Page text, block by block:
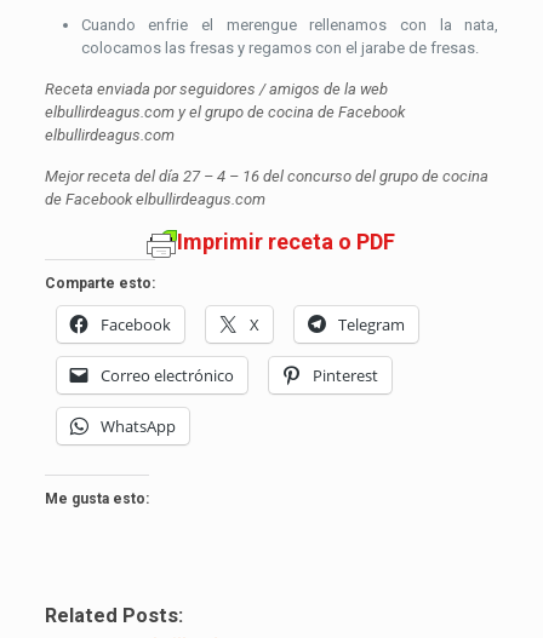
Cuando enfrie el merengue rellenamos con la nata,
colocamos las fresas y regamos con el jarabe de fresas.
Receta enviada por seguidores / amigos de la web
elbullirdeagus.com y el grupo de cocina de Facebook
elbullirdeagus.com
Mejor receta del día 27 – 4 – 16 del concurso del grupo de cocina
de Facebook elbullirdeagus.com
Imprimir receta o PDF
Comparte esto:
Facebook X Telegram
Correo electrónico Pinterest
WhatsApp
Me gusta esto:
Related Posts: